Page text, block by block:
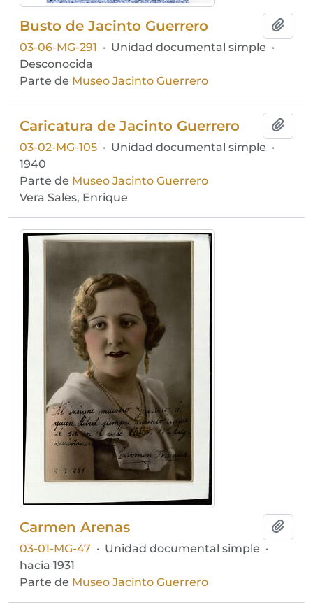
Busto de Jacinto Guerrero
03-06-MG-291 · Unidad documental simple ·
Desconocida
Parte de Museo Jacinto Guerrero
Caricatura de Jacinto Guerrero
03-02-MG-105 · Unidad documental simple ·
1940
Parte de Museo Jacinto Guerrero
Vera Sales, Enrique
Carmen Arenas
03-01-MG-47 · Unidad documental simple ·
hacia 1931
Parte de Museo Jacinto Guerrero